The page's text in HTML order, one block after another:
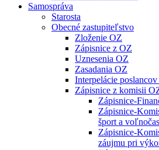
Samospráva
Starosta
Obecné zastupiteľstvo
Zloženie OZ
Zápisnice z OZ
Uznesenia OZ
Zasadania OZ
Interpelácie
Zápisnice z komisii
Zápisnice-
Zápisnice-
šport a
Zápisnice-
záujmu pri